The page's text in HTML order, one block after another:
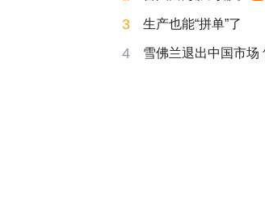
3 生产也能“拼单”了
4 雪佛兰退出中国市场